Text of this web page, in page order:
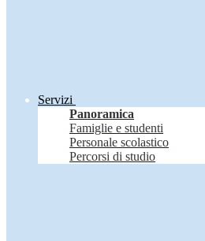
Servizi
Panoramica
Famiglie e studenti
Personale scolastico
Percorsi di studio